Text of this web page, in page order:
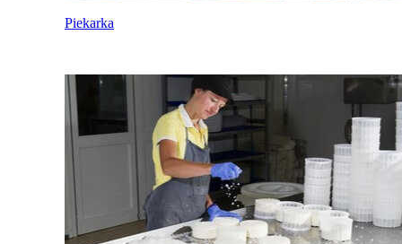
Piekarka